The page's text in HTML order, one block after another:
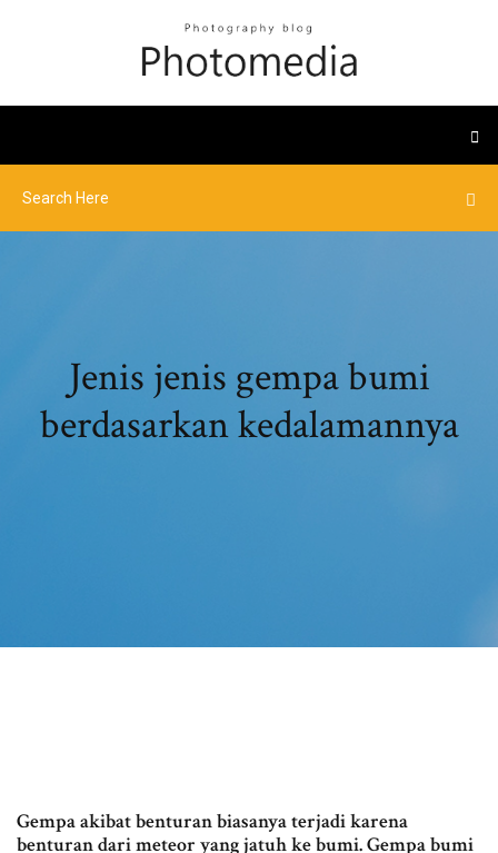
Jenis jenis gempa bumi
berdasarkan kedalamannya
Gempa akibat benturan biasanya terjadi karena
benturan dari meteor yang jatuh ke bumi. Gempa bumi